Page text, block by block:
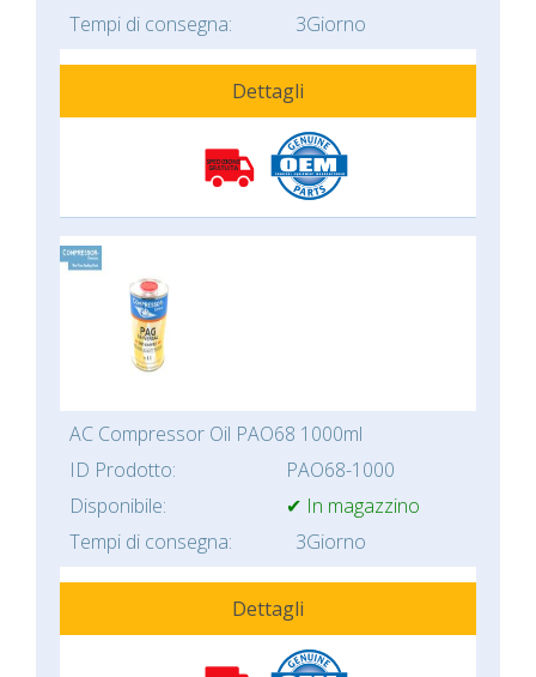
Tempi di consegna:
3Giorno
Dettagli
AC Compressor Oil PAO68 1000ml
ID Prodotto:
PAO68-1000
Disponibile:
✔ In magazzino
Tempi di consegna:
3Giorno
Dettagli